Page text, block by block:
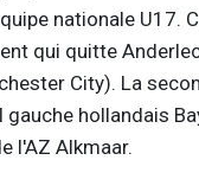
nationale U17.
qui quitte
City). La
hollandais
l'AZ Alkmaar.